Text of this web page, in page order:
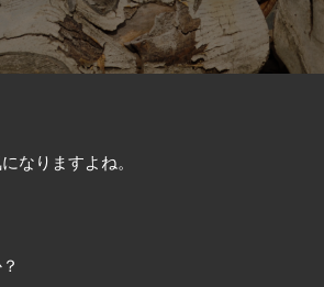
なりますよね。